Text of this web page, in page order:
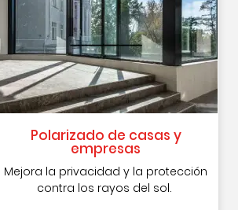
Polarizado de casas y
empresas
Mejora la privacidad y la protección
contra los rayos del sol.